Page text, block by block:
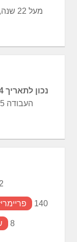
מעל
נכון לתאריך 24.6.24
(N12), העבודה 5 ומרצ 4 מנדטים (מעריב)
2
140
8